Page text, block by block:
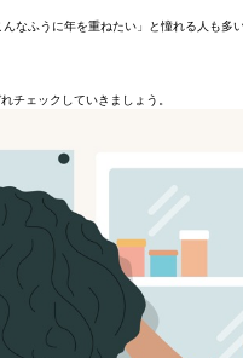
なふうに年を重ねたい」と憧れる人も多い
チェックしていきましょう。